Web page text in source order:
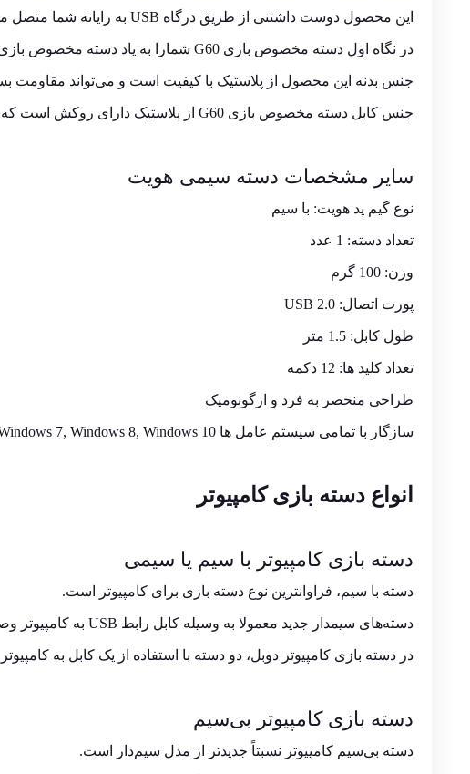
این محصول دوست داشتنی از طریق درگاه USB به رایانه شما متصل می‌شود و شمارا در انجام بازی‌های رایانه‌ای همراهی می‌کند.
در نگاه اول دسته مخصوص بازی G60 شمارا به یاد دسته مخصوص بازی ps1 می‌اندازد.
جنس بدنه این محصول از پلاستیک با کیفیت است و می‌تواند مقاومت
جنس کابل دسته مخصوص بازی G60 از پلاستیک دارای روکش است که در برابر مشکلاتی مانند گره خوردگی و پاره شدن مقاوم است.
سایر مشخصات دسته سیمی هویت
نوع گیم پد هویت: با سیم
تعداد دسته: 1 عدد
وزن: 100 گرم
پورت اتصال: USB 2.0
طول کابل: 1.5 متر
تعداد کلید ها: 12 دکمه
طراحی منحصر به فرد و ارگونومیک
سازگار با تمامی سیستم عامل ها Windows Xp, Windows 7, Windows 8, Windows 10
انواع دسته‌ بازی کامپیوتر
دسته بازی کامپیوتر با ‌سیم یا سیمی
دسته با‌‌ سیم، فراوانترین نوع دسته بازی برای کامپیوتر است.
دسته‌‌های سیمدار جدید معمولا به وسیله کابل رابط USB به کامپیوتر وصل می‌‌شوند.
در دسته بازی کامپیوتر دوبل، دو دسته با استفاده از یک کابل به
دسته‌ بازی کامپیوتر بی‌سیم
دسته بی‌سیم کامپیوتر نسبتاً جدید‌‌‌تر از مدل سیم‌‌‌دار است.